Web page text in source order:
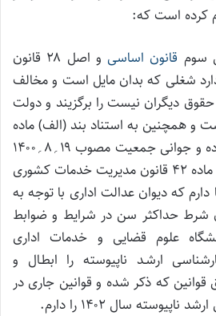
کرده است که:
قانون اساسی
و اصل ۲۸ قانون
شغلی که بدان مایل است و مخالف
دیگران نیست را برگزیند و دولت
و همچنین به استناد بند (الف) ماده
۱۵ قانون حمایت از خانواده و جوانی جمعیت مصوب ۱۹؍۸؍۱۴۰۰
و نیز به استناد بند (الف) ماده ۴۲ قانون مدیریت خدمات کشوری
تقاضا دارم که دیوان عدالت اداری با توجه به
شرط حداکثر سن در شرایط و ضوابط
علوم قضایی و خدمات اداری
ارشـد ناپیوسته را ابطـال و
قوانین که ذکر شده و قوانین جاری در
سال ۱۴۰۲ را دارم.